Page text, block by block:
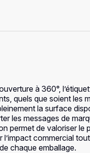
à 360°,
quels que soient les
la surface
les messages de
permet de valoriser le
l’impact commercial
chaque emballage.